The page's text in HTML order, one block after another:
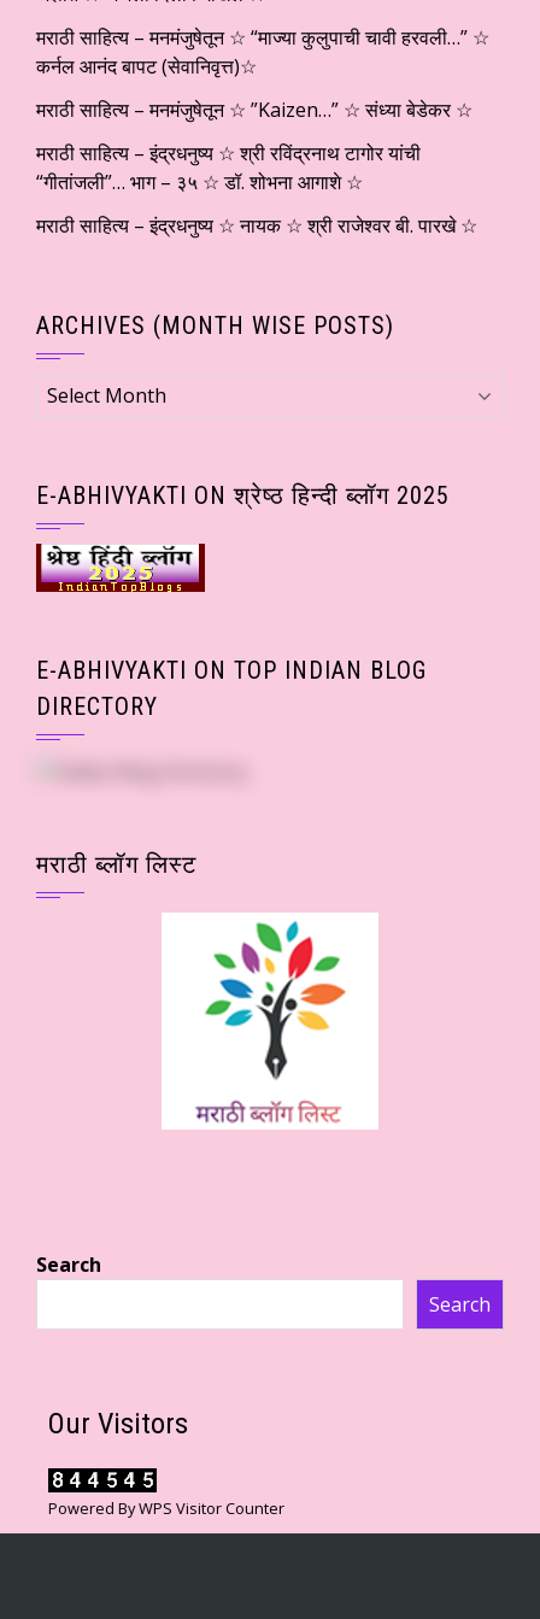
मराठी साहित्य – मनमंजुषेतून ☆ “माज्या कुलुपाची चावी हरवली…” ☆
कर्नल आनंद बापट (सेवानिवृत्त)☆
मराठी साहित्य – मनमंजुषेतून ☆ ”Kaizen…” ☆ संध्या बेडेकर ☆
मराठी साहित्य – इंद्रधनुष्य ☆ श्री रविंद्रनाथ टागोर यांची
“गीतांजली”… भाग – ३५ ☆ डॉ. शोभना आगाशे ☆
मराठी साहित्य – इंद्रधनुष्य ☆ नायक ☆ श्री राजेश्वर बी. पारखे ☆
ARCHIVES (MONTH WISE POSTS)
Archives
(Month
E-ABHIVYAKTI ON श्रेष्ठ हिन्दी ब्लॉग 2025
E-ABHIVYAKTI ON TOP INDIAN BLOG
DIRECTORY
मराठी ब्लॉग लिस्ट
Search
Search
Our Visitors
Powered ByWPS Visitor Counter